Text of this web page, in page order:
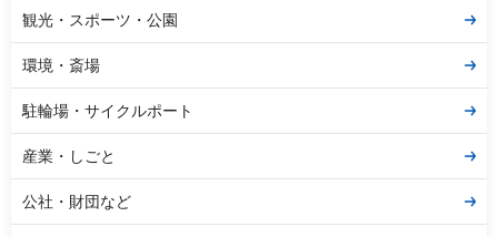
観光・スポーツ・公園
環境・斎場
駐輪場・サイクルポート
産業・しごと
公社・財団など